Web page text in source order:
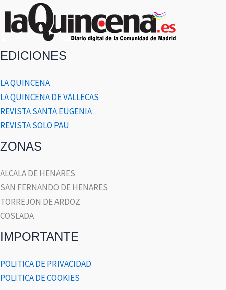
EDICIONES
LA QUINCENA
LA QUINCENA DE VALLECAS
REVISTA SANTA EUGENIA
REVISTA SOLO PAU
ZONAS
ALCALA DE HENARES
SAN FERNANDO DE HENARES
TORREJON DE ARDOZ
COSLADA
IMPORTANTE
POLITICA DE PRIVACIDAD
POLITICA DE COOKIES